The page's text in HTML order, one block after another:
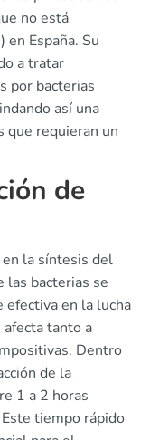
no está
España. Su
a tratar
por bacterias
así una
que requieran un
de
la síntesis del
las bacterias se
efectiva en la lucha
tanto a
Dentro
de la
1 a 2 horas
tiempo rápido